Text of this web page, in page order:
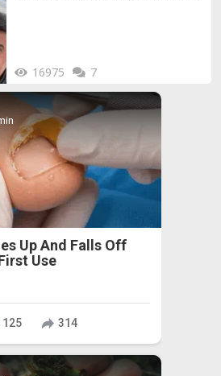
16975 7
Up And Falls Off
Use
125 314